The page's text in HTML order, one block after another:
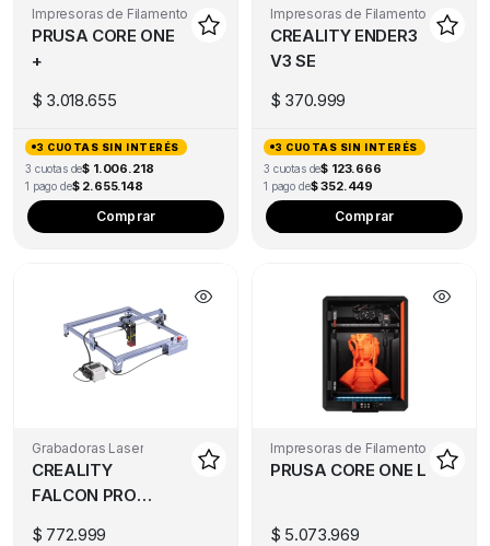
Impresoras de Filamento
PRUSA CORE ONE
+
$ 3.018.655
3 CUOTAS SIN INTERÉS
3 cuotas de$ 1.006.218
1 pago de$ 2.655.148
Comprar
Impresoras de Filamento
CREALITY ENDER3
V3 SE
$ 370.999
3 CUOTAS SIN INTERÉS
3 cuotas de$ 123.666
1 pago de$ 352.449
Comprar
Grabadoras Laser
CREALITY
FALCON PRO
$ 772.999
Impresoras de Filamento
PRUSA CORE ONE L
$ 5.073.969